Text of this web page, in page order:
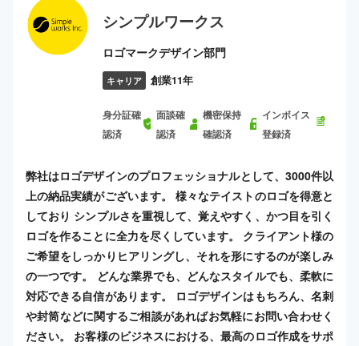
シンプルワークス
ロゴマークデザイン部門
キャリア 創業11年
身分証確
認済
面談確
認済
機密保持
確認済
インボイス
登録済
弊社はロゴデザインのプロフェッショナルとして、3000件以
上の納品実績がございます。 様々なテイストのロゴを得意と
しており シンプルさを重視して、覚えやすく、かつ目を引く
ロゴを作ることに全力を尽くしています。 クライアント様の
ご希望をしっかりヒアリングし、それを形にするのが楽しみ
の一つです。 どんな業界でも、どんなスタイルでも、柔軟に
対応できる自信があります。 ロゴデザインはもちろん、名刺
や封筒などに関するご相談があればお気軽にお問い合わせく
ださい。 お客様のビジネスにおける、最高のロゴ作成をサポ